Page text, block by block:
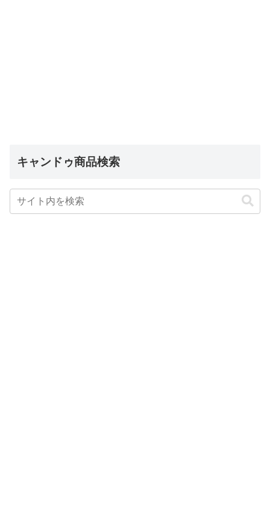
キャンドゥ商品検索